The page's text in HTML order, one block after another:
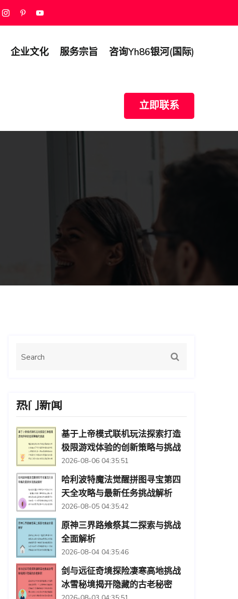
企业文化 服务宗旨 咨询yh86银河(国际)
立即联系
热门新闻
基于上帝模式联机玩法探索打造
极限游戏体验的创新策略与挑战
2026-08-06 04:35:51
哈利波特魔法觉醒拼图寻宝第四
天全攻略与最新任务挑战解析
2026-08-05 04:35:42
原神三界路飨祭其二探索与挑战
全面解析
2026-08-04 04:35:46
剑与远征奇境探险凄寒高地挑战
冰雪秘境揭开隐藏的古老秘密